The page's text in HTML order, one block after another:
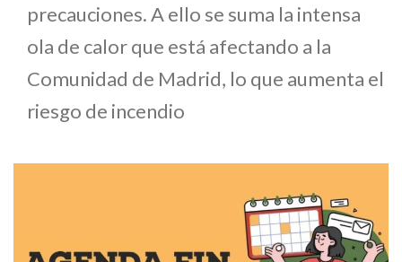
precauciones. A ello se suma la intensa
ola de calor que está afectando a la
Comunidad de Madrid, lo que aumenta el
riesgo de incendio